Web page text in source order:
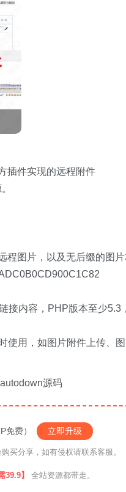
插件实现的远程附件
程图片，以及无后缀的图
接内容，PHP版本至少5.3
使用，如图片附件上传、
源码
免费） 立即升级
买分享，如有侵权请联系客服。
】 全站资源都带走。